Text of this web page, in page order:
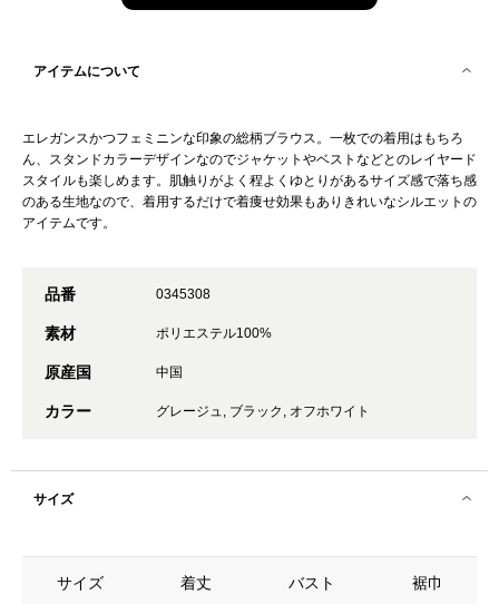
アイテムについて
エレガンスかつフェミニンな印象の総柄ブラウス。一枚での着用はもちろ
ん、スタンドカラーデザインなのでジャケットやベストなどとのレイヤード
スタイルも楽しめます。肌触りがよく程よくゆとりがあるサイズ感で落ち感
のある生地なので、着用するだけで着痩せ効果もありきれいなシルエットの
アイテムです。
品番 0345308
素材 ポリエステル100%
原産国 中国
カラー グレージュ, ブラック, オフホワイト
サイズ
サイズ 着丈 バスト 裾巾